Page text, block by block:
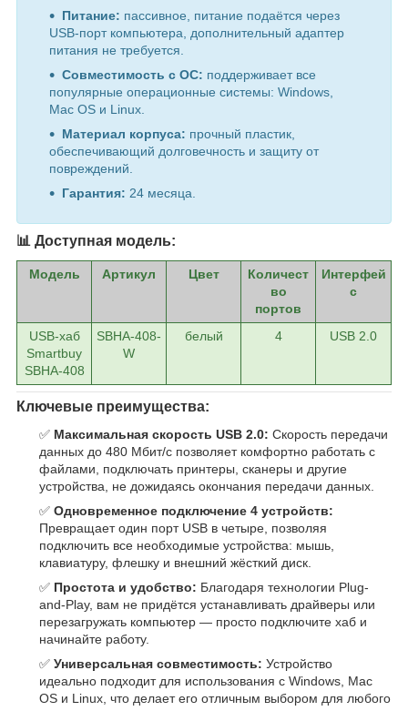
Питание: пассивное, питание подаётся через
USB-порт компьютера, дополнительный адаптер
питания не требуется.
Совместимость с ОС: поддерживает все
популярные операционные системы: Windows,
Mac OS и Linux.
Материал корпуса: прочный пластик,
обеспечивающий долговечность и защиту от
повреждений.
Гарантия: 24 месяца.
📊 Доступная модель:
Модель Артикул Цвет
Количест
во
портов
Интерфей
с
USB-хаб
Smartbuy
SBHA-408
SBHA-408-
W
белый 4 USB 2.0
Ключевые преимущества:
✅ Максимальная скорость USB 2.0: Скорость передачи
данных до 480 Мбит/с позволяет комфортно работать с
файлами, подключать принтеры, сканеры и другие
устройства, не дожидаясь окончания передачи данных.
✅ Одновременное подключение 4 устройств:
Превращает один порт USB в четыре, позволяя
подключить все необходимые устройства: мышь,
клавиатуру, флешку и внешний жёсткий диск.
✅ Простота и удобство: Благодаря технологии Plug-
and-Play, вам не придётся устанавливать драйверы или
перезагружать компьютер — просто подключите хаб и
начинайте работу.
✅ Универсальная совместимость: Устройство
идеально подходит для использования с Windows, Mac
OS и Linux, что делает его отличным выбором для любого